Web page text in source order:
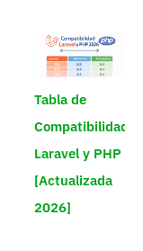
Tabla de
Compatibilidad
Laravel y PHP
[Actualizada
2026]